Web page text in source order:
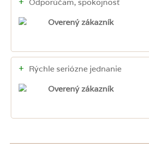
Odporúčam, spokojnosť
Overený zákazník
+ Rýchle seriózne jednanie
Overený zákazník